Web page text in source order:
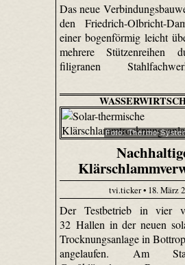
Das neue
den Friedrich-Olbricht-
einer bogenförmig leicht
mehrere Stützenreihen
filigranen
Foto: Thermo-
tvi.ticker • 18. März
Der Testbetrieb in vier
32 Hallen in der neuen
Trocknungsanlage in
angelaufen. Am